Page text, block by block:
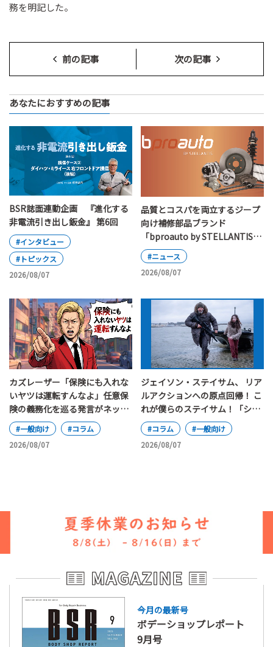
務を明記した。
前の記事 次の記事
あなたにおすすめの記事
BSR誌面連動企画 『進化する
非電流引き出し鈑金』 第6回
#インタビュー
#トピックス
2026/08/07
品質とコスパを両立するジープ
向け補修部品ブランド
「bproauto by STELLANTIS」
が日本上陸
#ニュース
2026/08/07
カズレーザー「保険にも入れな
いヤツは運転すんなよ」任意保
険の義務化を巡る発言がネット
で大論争
#一般向け
#コラム
2026/08/07
ジェイソン・ステイサム、 リア
ルアクションへの原点回帰！ こ
れが僕らのステイサム！「シェ
ルター」
#コラム
#一般向け
2026/08/07
今月の最新号
ボデーショップレポート
9月号